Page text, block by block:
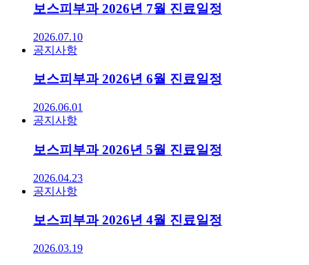
보스피부과 2026년 7월 진료일정
2026.07.10
공지사항
보스피부과 2026년 6월 진료일정
2026.06.01
공지사항
보스피부과 2026년 5월 진료일정
2026.04.23
공지사항
보스피부과 2026년 4월 진료일정
2026.03.19